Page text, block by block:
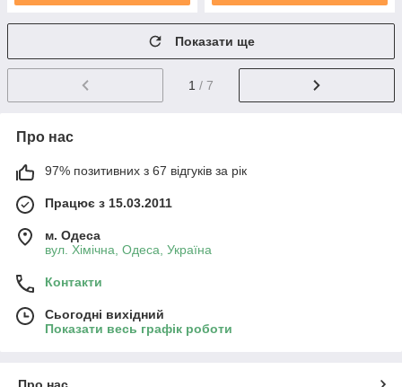
Показати ще
1 / 7
Про нас
97% позитивних з 67 відгуків за рік
Працює з 15.03.2011
м. Одеса
вул. Хiмiчна, Одеса, Україна
Контакти
Сьогодні вихідний
Показати весь графік роботи